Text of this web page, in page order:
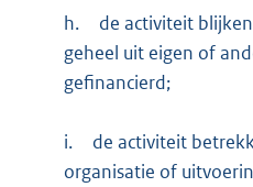
h.
de activiteit
geheel uit eigen of
gefinancierd;
i.
de activiteit
organisatie of